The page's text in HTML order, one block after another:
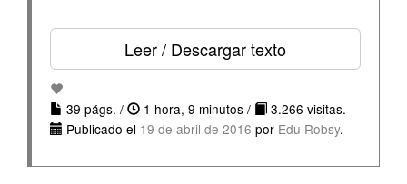
Leer / Descargar texto
39 págs. / 1 hora, 9 minutos /
3.266 visitas.
Publicado el 19 de abril de 2016 por Edu Robsy.